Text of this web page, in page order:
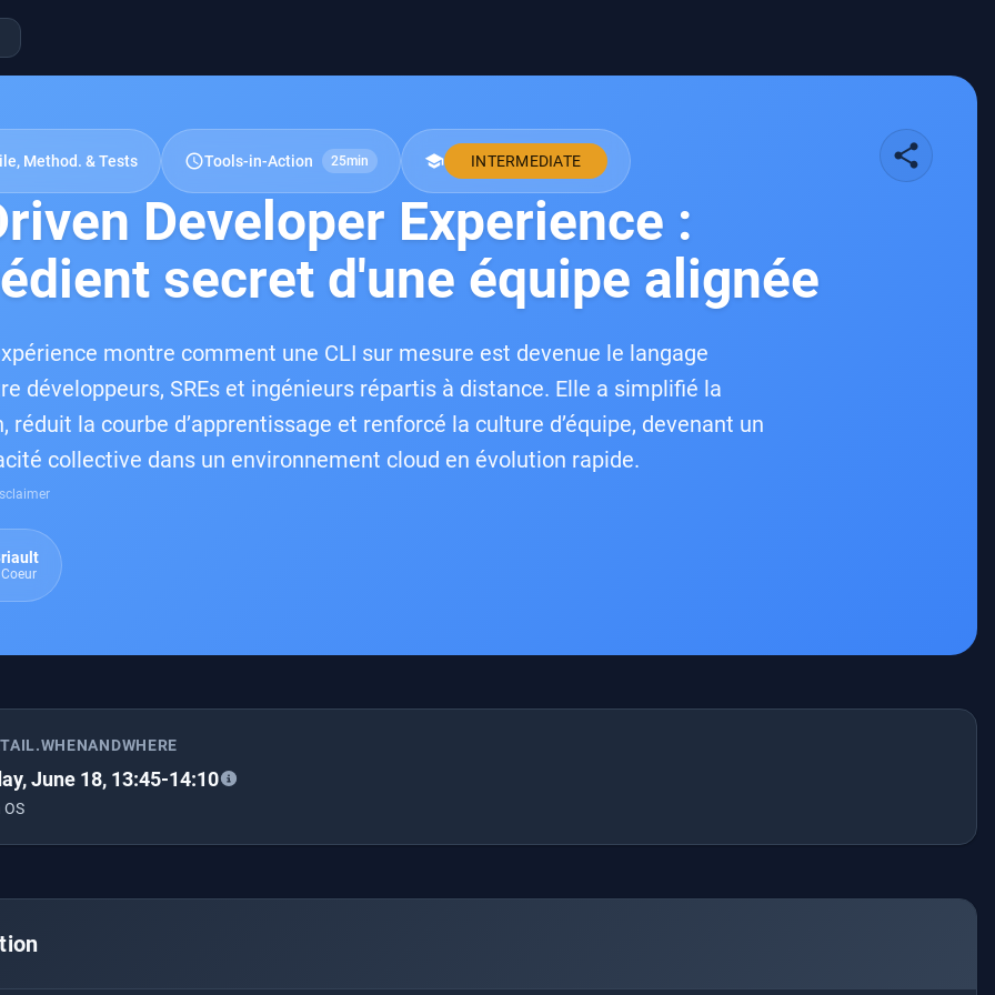
Method. & Tests scheduleTools-in-Action 25min school INTERMEDIATE share
Developer Experience :
secret d'une équipe alignée
montre comment une CLI sur mesure est devenue le langage
développeurs, SREs et ingénieurs répartis à distance. Elle a simplifié la
réduit la courbe d’apprentissage et renforcé la culture d’équipe, devenant un
collective dans un environnement cloud en évolution rapide.
June 18, 13:45-14:10